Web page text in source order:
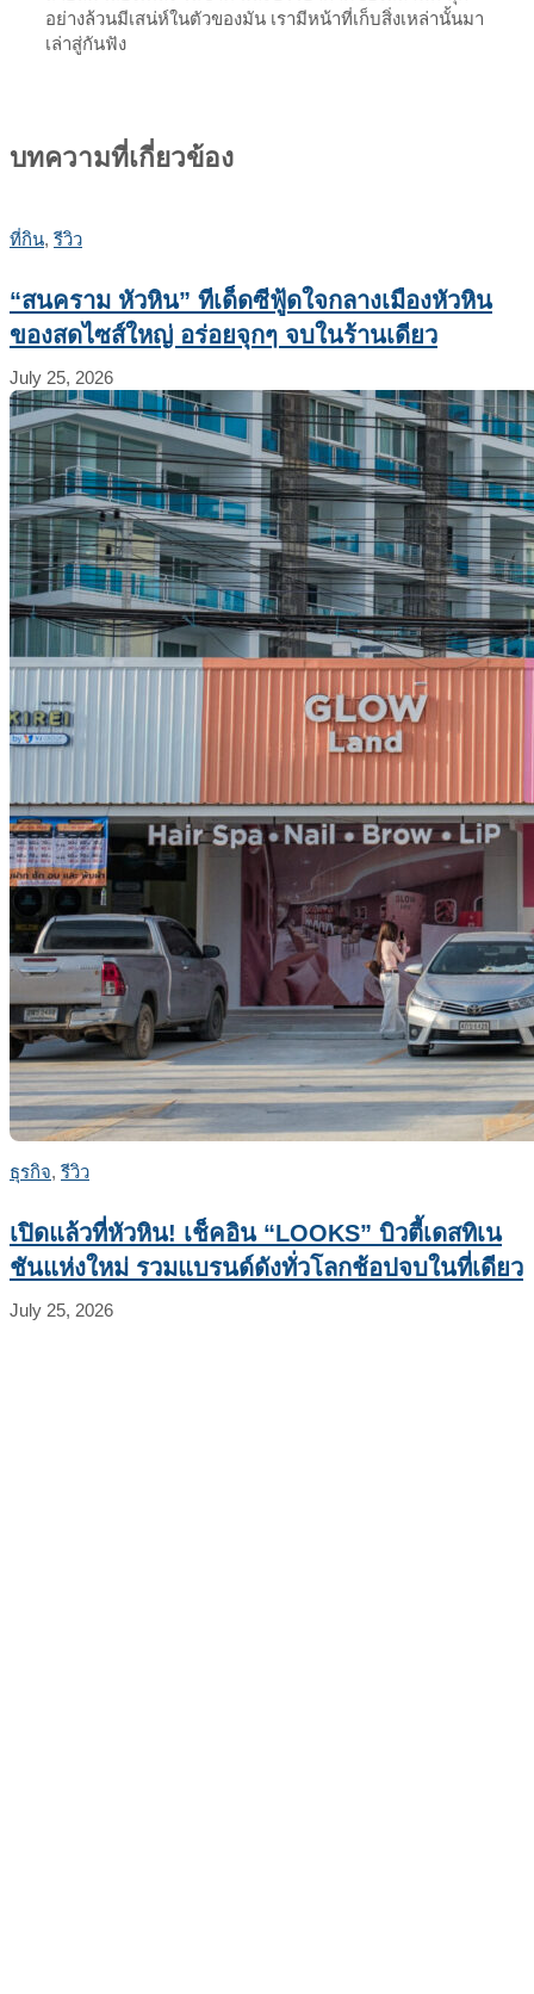
อย่างล้วนมีเสน่ห์ในตัวของมัน เรามีหน้าที่เก็บสิ่งเหล่านั้นมา
เล่าสู่กันฟัง
บทความที่เกี่ยวข้อง
ที่กิน, รีวิว
“สนคราม หัวหิน” ทีเด็ดซีฟู้ดใจกลางเมืองหัวหิน
ของสดไซส์ใหญ่ อร่อยจุกๆ จบในร้านเดียว
July 25, 2026
ธุรกิจ, รีวิว
เปิดแล้วที่หัวหิน! เช็คอิน “LOOKS” บิวตี้เดสทิเน
ชันแห่งใหม่ รวมแบรนด์ดังทั่วโลกช้อปจบในที่เดียว
July 25, 2026